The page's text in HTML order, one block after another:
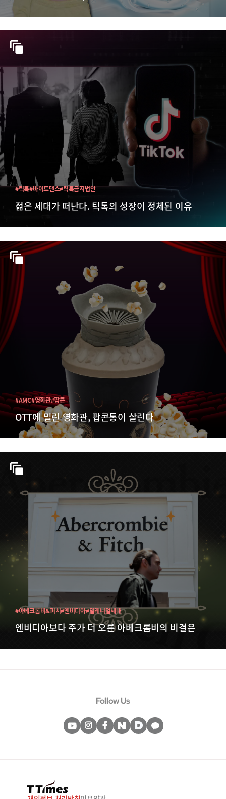
젊은 세대가 떠난다. 틱톡의 성장이 정체된 이유
#틱톡#바이트댄스#틱톡금지법안
OTT에 밀린 영화관, 팝콘통이 살린다
#AMC#영화관#팝콘
엔비디아보다 주가 더 오른 아베크롬비의 비결은
#아베크롬비&피치#엔비디아#밀레니얼세대
Follow Us